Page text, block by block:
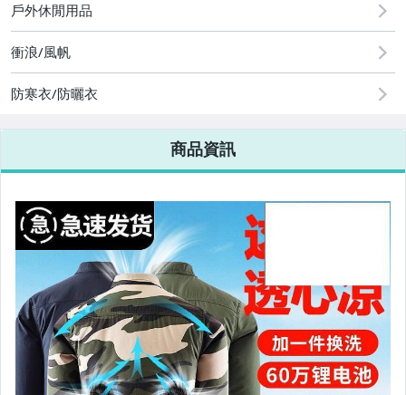
古董、藝術與礦石
手機、配件與通訊
美容保養與彩妝
電腦、平板與周邊
運動、戶外與休閒
嬰幼兒與孕婦
汽機車精品百貨
居家、家具與園藝
玩具、模型與公仔
男性精品與服飾
戶外休閒用品
衝浪/風帆
防寒衣/防曬衣
商品資訊